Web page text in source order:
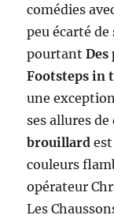
comédies
peu écarté
pourtantDes
Footsteps in
une
ses allures
brouillard
couleurs
opérateur
Les